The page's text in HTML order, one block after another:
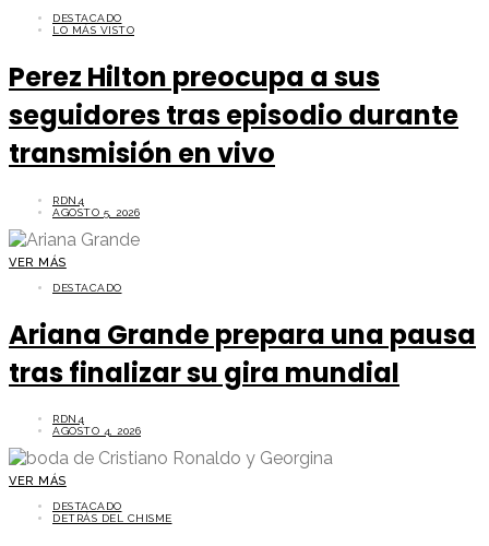
DESTACADO
LO MÁS VISTO
Perez Hilton preocupa a sus
seguidores tras episodio durante
transmisión en vivo
RDN4
AGOSTO 5, 2026
VER MÁS
DESTACADO
Ariana Grande prepara una pausa
tras finalizar su gira mundial
RDN4
AGOSTO 4, 2026
VER MÁS
DESTACADO
DETRÁS DEL CHISME